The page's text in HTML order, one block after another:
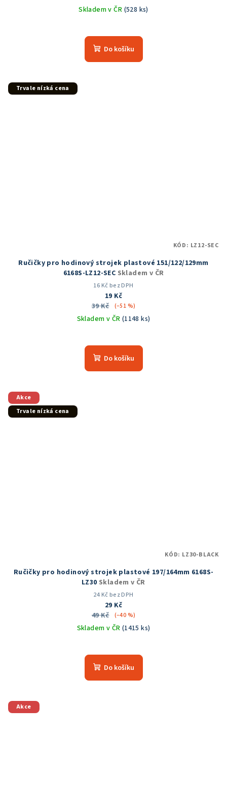
Skladem v ČR (528 ks)
Do košíku
Trvale nízká cena
Ručičky pro hodinový strojek plastové 151/122/129mm
6168S-LZ12-SEC Skladem v ČR
16 Kč bez DPH
19 Kč
39 Kč
(–51 %)
Skladem v ČR (1148 ks)
hodnocení
produktu
Do košíku
KÓD: LZ12-SEC
Akce
Trvale nízká cena
Ručičky pro hodinový strojek plastové 197/164mm 6168S-
LZ30 Skladem v ČR
24 Kč bez DPH
29 Kč
49 Kč
(–40 %)
Skladem v ČR (1415 ks)
hodnocení
produktu
Do košíku
KÓD: LZ30-BLACK
Akce